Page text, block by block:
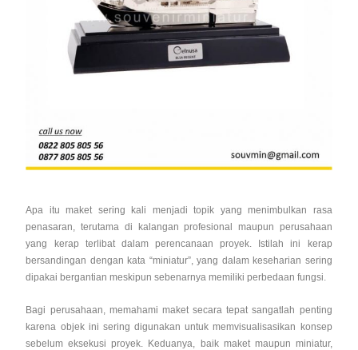
Apa itu maket sering kali menjadi topik yang menimbulkan rasa
penasaran, terutama di kalangan profesional maupun perusahaan
yang kerap terlibat dalam perencanaan proyek. Istilah ini kerap
bersandingan dengan kata “miniatur”, yang dalam keseharian sering
dipakai bergantian meskipun sebenarnya memiliki perbedaan fungsi.
Bagi perusahaan, memahami maket secara tepat sangatlah penting
karena objek ini sering digunakan untuk memvisualisasikan konsep
sebelum eksekusi proyek. Keduanya, baik maket maupun miniatur,